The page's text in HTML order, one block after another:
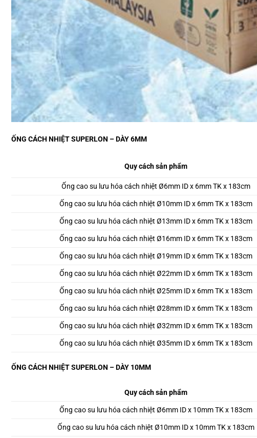
ỐNG CÁCH NHIỆT SUPERLON – DÀY 6MM
Quy cách sản phẩm
Ống cao su lưu hóa cách nhiệt Ø6mm ID x 6mm TK x 183cm
Ống cao su lưu hóa cách nhiệt Ø10mm ID x 6mm TK x 183cm
Ống cao su lưu hóa cách nhiệt Ø13mm ID x 6mm TK x 183cm
Ống cao su lưu hóa cách nhiệt Ø16mm ID x 6mm TK x 183cm
Ống cao su lưu hóa cách nhiệt Ø19mm ID x 6mm TK x 183cm
Ống cao su lưu hóa cách nhiệt Ø22mm ID x 6mm TK x 183cm
Ống cao su lưu hóa cách nhiệt Ø25mm ID x 6mm TK x 183cm
Ống cao su lưu hóa cách nhiệt Ø28mm ID x 6mm TK x 183cm
Ống cao su lưu hóa cách nhiệt Ø32mm ID x 6mm TK x 183cm
Ống cao su lưu hóa cách nhiệt Ø35mm ID x 6mm TK x 183cm
ỐNG CÁCH NHIỆT SUPERLON – DÀY 10MM
Quy cách sản phẩm
Ống cao su lưu hóa cách nhiệt Ø6mm ID x 10mm TK x 183cm
Ống cao su lưu hóa cách nhiệt Ø10mm ID x 10mm TK x 183cm